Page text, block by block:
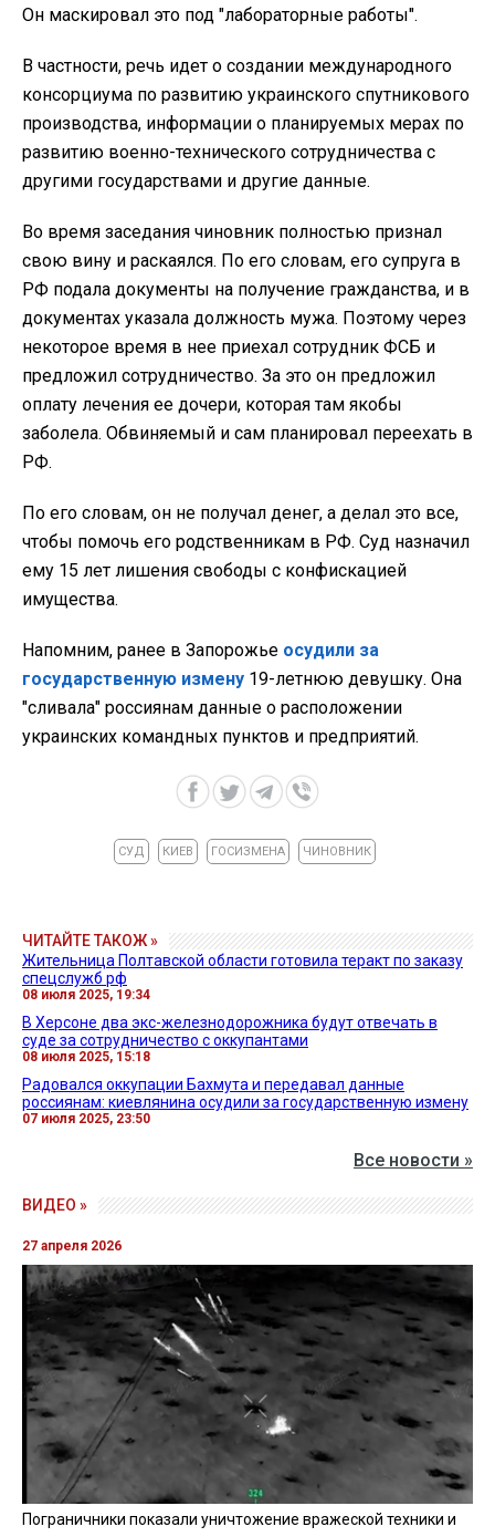
Он маскировал это под "лабораторные работы".
В частности, речь идет о создании международного
консорциума по развитию украинского спутникового
производства, информации о планируемых мерах по
развитию военно-технического сотрудничества с
другими государствами и другие данные.
Во время заседания чиновник полностью признал
свою вину и раскаялся. По его словам, его супруга в
РФ подала документы на получение гражданства, и в
документах указала должность мужа. Поэтому через
некоторое время в нее приехал сотрудник ФСБ и
предложил сотрудничество. За это он предложил
оплату лечения ее дочери, которая там якобы
заболела. Обвиняемый и сам планировал переехать в
РФ.
По его словам, он не получал денег, а делал это все,
чтобы помочь его родственникам в РФ. Суд назначил
ему 15 лет лишения свободы с конфискацией
имущества.
Напомним, ранее в Запорожье осудили за
государственную измену 19-летнюю девушку. Она
"сливала" россиянам данные о расположении
украинских командных пунктов и предприятий.
СУД КИЕВ ГОСИЗМЕНА ЧИНОВНИК
ЧИТАЙТЕ ТАКОЖ »
Жительница Полтавской области готовила теракт по заказу
спецслужб рф
08 июля 2025, 19:34
В Херсоне два экс-железнодорожника будут отвечать в
суде за сотрудничество с оккупантами
08 июля 2025, 15:18
Радовался оккупации Бахмута и передавал данные
россиянам: киевлянина осудили за государственную измену
07 июля 2025, 23:50
Все новости »
ВИДЕО »
27 апреля 2026
Пограничники показали уничтожение вражеской техники и